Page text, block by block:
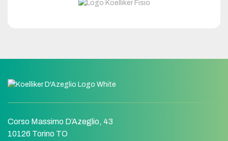
Corso Massimo D’Azeglio, 43
10126 Torino TO